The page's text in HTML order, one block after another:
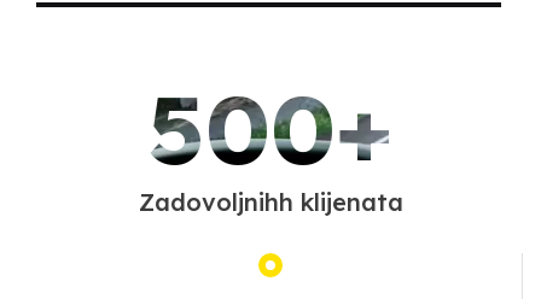
500+
Zadovoljnihh klijenata